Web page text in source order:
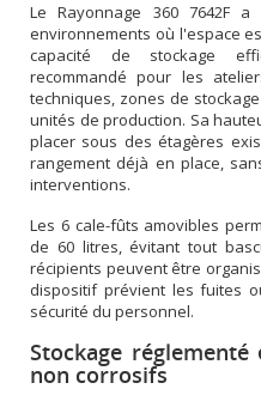
Le Rayonnage 360 7642F
environnements où l'espace
capacité de stockage
recommandé pour les
techniques, zones de
unités de production. Sa
placer sous des étagères
rangement déjà en place,
interventions.
Les 6 cale-fûts amovibles
de 60 litres, évitant tout
récipients peuvent être
dispositif prévient les fuites
sécurité du personnel.
Stockage
non corrosifs